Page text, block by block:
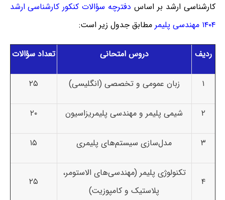
کارشناسی ارشد بر اساس دفترچه سؤالات کنکور کارشناسی ارشد
۱۴۰۴ مهندسی پلیمر
مطابق جدول زیر است:
ردیف دروس امتحانی تعداد سؤالات
۱ زبان عمومی و تخصصی (انگلیسی) ۲۵
۲ شیمی پلیمر و مهندسی پلیمریزاسیون ۲۰
۳ مدل‌سازی سیستم‌های پلیمری ۱۵
۴
تکنولوژی پلیمر (مهندسی‌های الاستومر،
پلاستیک و کامپوزیت)
۲۵